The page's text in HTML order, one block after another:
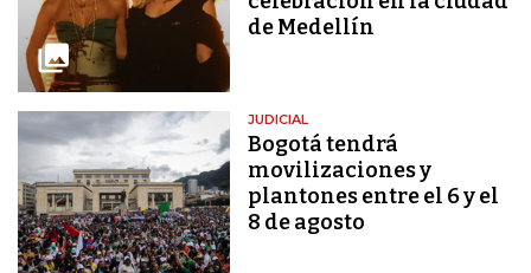
de Medellín
JUDICIAL
Bogotá tendrá
movilizaciones y
plantones entre el 6 y el
8 de agosto